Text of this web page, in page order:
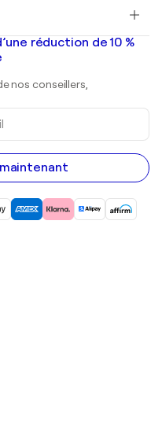
réduction de 10 %
nos conseillers,